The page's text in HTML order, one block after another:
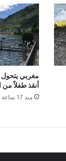
مغربي يتحول
أنقذ طفلاً
منذ 17 ساعة